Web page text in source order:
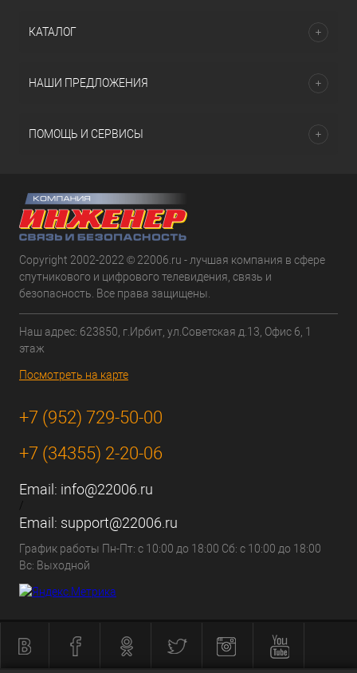
КАТАЛОГ
НАШИ ПРЕДЛОЖЕНИЯ
ПОМОЩЬ И СЕРВИСЫ
Copyright 2002-2022 © 22006.ru - лучшая компания в сфере
спутникового и цифрового телевидения, связь и
безопасность. Все права защищены.
Наш адрес: 623850, г.Ирбит, ул.Советская д.13, Офис 6, 1
этаж
Посмотреть на карте
+7 (952) 729-50-00
+7 (34355) 2-20-06
Email: info@22006.ru
/
Email: support@22006.ru
График работы Пн-Пт: с 10:00 до 18:00 Сб: с 10:00 до 18:00
Вс: Выходной